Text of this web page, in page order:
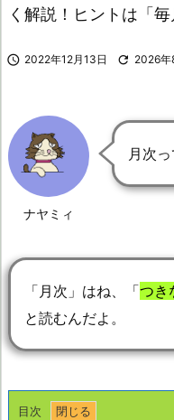
く解説！ヒントは「毎
 2022年12月13日  2026年
ナヤミィ
月次
「月次」はね、「つき
と読むんだよ。
目次